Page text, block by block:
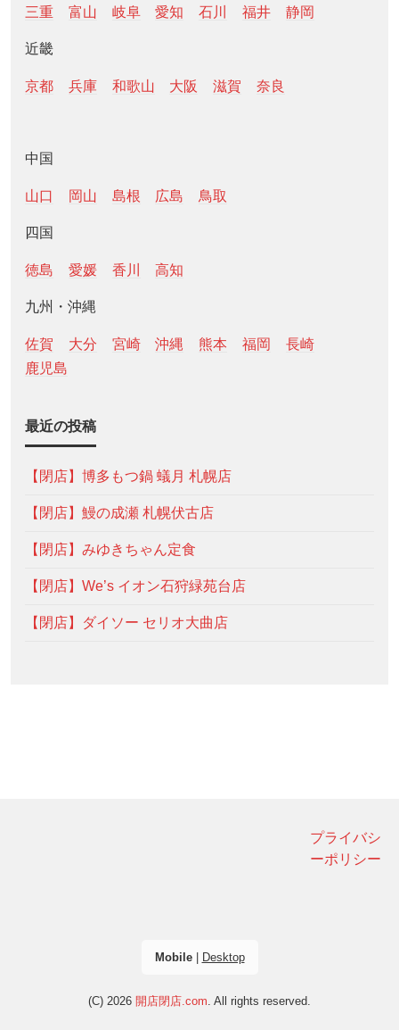
三重 富山 岐阜 愛知 石川 福井 静岡
近畿
京都 兵庫 和歌山 大阪 滋賀 奈良
中国
山口 岡山 島根 広島 鳥取
四国
徳島 愛媛 香川 高知
九州・沖縄
佐賀 大分 宮崎 沖縄 熊本 福岡
長崎
鹿児島
最近の投稿
【閉店】博多もつ鍋 蟻月 札幌店
【閉店】鰻の成瀬 札幌伏古店
【閉店】みゆきちゃん定食
【閉店】We’s イオン石狩緑苑台店
【閉店】ダイソー セリオ大曲店
プライバシ
ーポリシー
Mobile| Desktop
(C) 2026 開店閉店.com. All rights reserved.